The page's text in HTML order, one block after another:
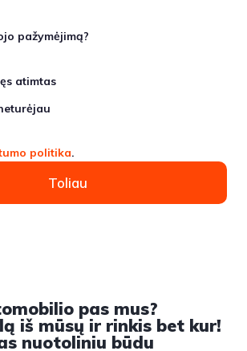
pažymėjimą?
atimtas
politika.
Toliau
pas mus?
iš mūsų ir rinkis bet kur!
nuotoliniu būdu